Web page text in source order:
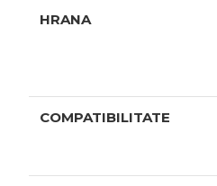
HRANA
COMPATIBILITATE